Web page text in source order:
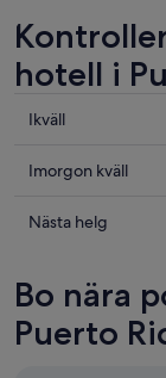
hotell i
Kolla
i
Rico
8
aug.
Ikväll
Kolla
i
för
imorgon
natt,
Imorgon kväll
Kolla
Puerto
Rico
inför
Nästa helg
Bo nära
Puerto